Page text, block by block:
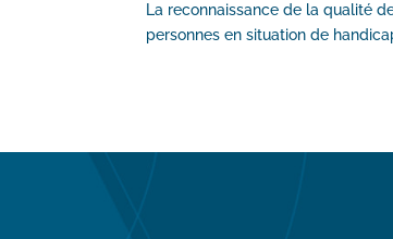
La reconnaissance de la qualité
personnes en situation de